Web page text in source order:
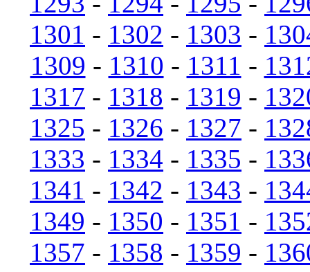
1301 - 1302 - 1303 -
1309 - 1310 - 1311 -
1317 - 1318 - 1319 -
1325 - 1326 - 1327 -
1333 - 1334 - 1335 -
1341 - 1342 - 1343 -
1349 - 1350 - 1351 -
1357 - 1358 - 1359 -